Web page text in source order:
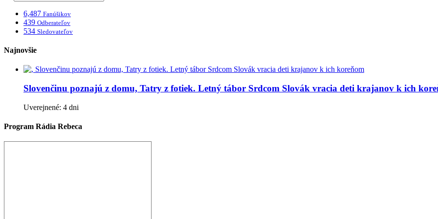
6,487 Fanúšikov
439 Odberateľov
534 Sledovateľov
Najnovšie
Slovenčinu poznajú z domu, Tatry z fotiek. Letný tábor Srdcom Slovák vracia deti krajanov k ich
Uverejnené: 4 dni
Program Rádia Rebeca